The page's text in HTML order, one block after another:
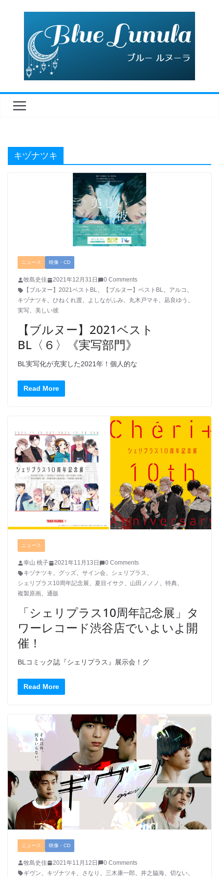
キヅナツキ
ニュース 映像・CD
牧島史佳 2021年12月31日
0 Comments
【ブルヌー】2021ベストBL、 【ブルヌー】ベストBL、 アルコ 、
キヅナツキ、 ひねくれ渡、 よしながふみ、 丸木戸マキ、 凪良ゆう 、
実写、 美しい彼
【ブルヌー】2021ベスト
BL〈６〉《実写部門》
BL実写化が充実した2021年！個人的な
Read More
ニュース
幸山 桃子 2021年11月13日
0 Comments
キヅナツキ、 グッズ、 サイン会、 シェリプラス、
シェリプラス10周年記念展、 夏目イサク 、 山田ノノノ 、 特典、
複製原画、 通販
「シェリプラス10周年記念展」タ
ワーレコード渋谷店でいよいよ開
催！
BLコミック誌『シェリプラス』展示会！グ
Read More
ニュース 映像・CD
牧島史佳 2021年11月12日
0 Comments
ギヴン
キヅナツキ さなり 三木康一郎 井之脇海 切ない